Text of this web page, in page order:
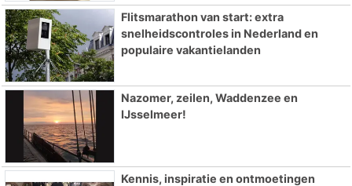
Flitsmarathon van start: extra
snelheidscontroles in Nederland en
populaire vakantielanden
Nazomer, zeilen, Waddenzee en
IJsselmeer!
Kennis, inspiratie en ontmoetingen